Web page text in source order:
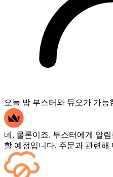
오늘 밤 부스터와 듀오가 가능
네, 물론이죠. 부스터에게 알
할 예정입니다. 주문과 관련해